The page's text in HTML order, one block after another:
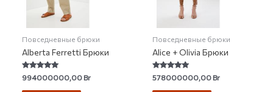
Повседневные брюки
Alberta Ferretti Брюки
Rated
5.00
out of 5
994000000,00Br
Повседневные брюки
Alice + Olivia Брюки
Rated
5.00
out of 5
578000000,00Br